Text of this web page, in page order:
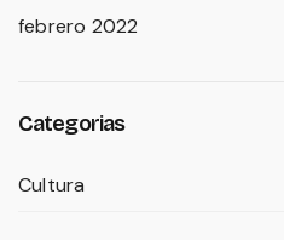
febrero 2022
Categorias
Cultura